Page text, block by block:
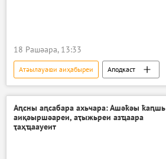
18 Рашәара, 13:33
Атәылауаҩи аиҳабыреи Аподкаст
Аԥсны аԥсабара ахьчара: Ашәҟәы ҟаԥшь
аиқәыршәареи, аҭыжьреи азҵаара
ҭаҳҵаауеит